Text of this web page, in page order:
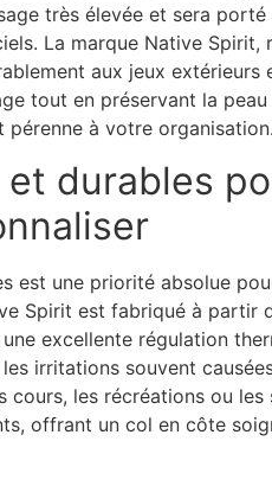
très élevée et sera
La marque Native
aux jeux
tout en préservant la
à votre organisation.
durables
une priorité absolue
Spirit est fabriqué à
excellente régulation
irritations souvent
les récréations ou
offrant un col en côte